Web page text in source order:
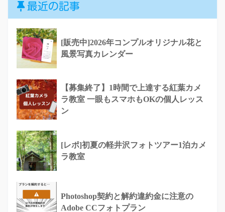
最近の記事
[販売中]2026年コンプルオリジナル花と
風景写真カレンダー
【募集終了】1時間で上達する紅葉カメ
ラ教室 一眼もスマホもOKの個人レッス
ン
[レポ]初夏の軽井沢フォトツアー1泊カメ
ラ教室
Photoshop契約と解約違約金に注意の
Adobe CCフォトプラン